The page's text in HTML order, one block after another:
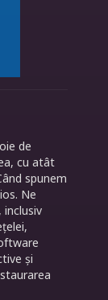
de
cu atât
spunem
Ne
inclusiv
și